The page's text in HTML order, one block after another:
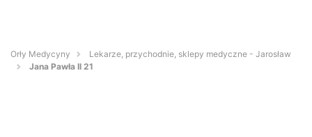
Orły Medycyny
Lekarze, przychodnie, sklepy medyczne - Jarosław
Jana Pawła II 21